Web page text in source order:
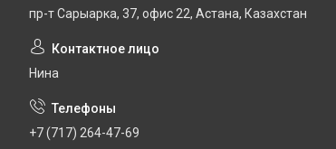
пр-т Сарыарка, 37, офис 22, Астана, Казахстан
Нина
+7 (717) 264-47-69